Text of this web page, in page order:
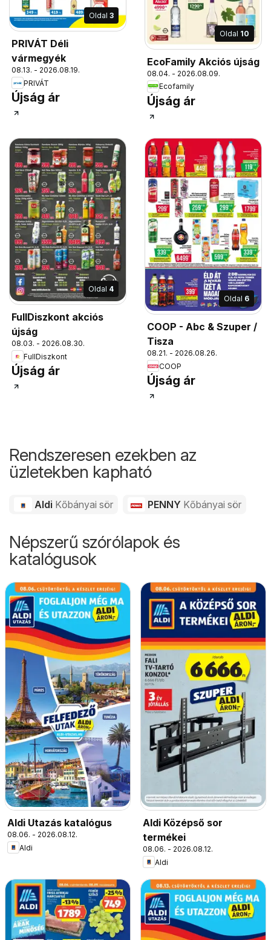
Oldal 3
PRIVÁT Déli
vármegyék
08.13. - 2026.08.19.
PRIVÁT
Újság ár
Oldal 10
EcoFamily Akciós újság
08.04. - 2026.08.09.
Ecofamily
Újság ár
Oldal 4
FullDiszkont akciós
újság
08.03. - 2026.08.30.
FullDiszkont
Újság ár
Oldal 6
COOP - Abc & Szuper /
Tisza
08.21. - 2026.08.26.
COOP
Újság ár
Rendszeresen ezekben az
üzletekben kapható
Aldi Kőbányai sör PENNY Kőbányai sör
Népszerű szórólapok és
katalógusok
Aldi Utazás katalógus
08.06. - 2026.08.12.
Aldi
Aldi Középső sor
termékei
08.06. - 2026.08.12.
Aldi